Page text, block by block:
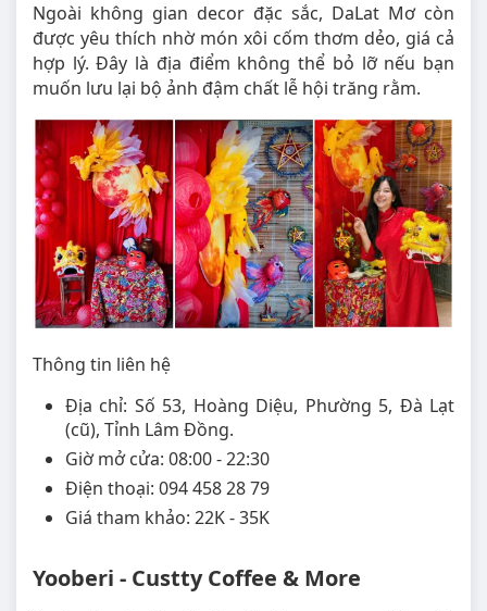
Ngoài không gian decor đặc sắc, DaLat Mơ còn
được yêu thích nhờ món xôi cốm thơm dẻo, giá cả
hợp lý. Đây là địa điểm không thể bỏ lỡ nếu bạn
muốn lưu lại bộ ảnh đậm chất lễ hội trăng rằm.
Thông tin liên hệ
Địa chỉ: Số 53, Hoàng Diệu, Phường 5, Đà Lạt
(cũ), Tỉnh Lâm Đồng.
Giờ mở cửa: 08:00 - 22:30
Điện thoại: 094 458 28 79
Giá tham khảo: 22K - 35K
Yooberi - Custty Coffee & More